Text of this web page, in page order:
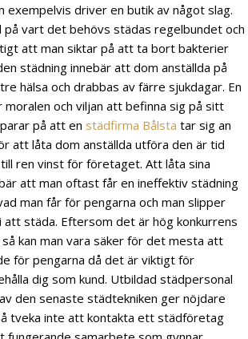
exempelvis driver en butik av något slag.
på vart det behövs städas regelbundet och
att man siktar på att ta bort bakterier
städning innebär att dom anställda på
hälsa och drabbas av färre sjukdagar. En
och viljan att befinna sig på sitt
på att en städfirma Bålsta tar sig an
att låta dom anställda utföra den är tid
ren vinst för företaget. Att låta sina
att man oftast får en ineffektiv städning
man får för pengarna och man slipper
att städa. Eftersom det är hög konkurrens
kan man vara säker för det mesta att
för pengarna då det är viktigt för
dig som kund. Utbildad städpersonal
den senaste städtekniken ger nöjdare
tveka inte att kontakta ett städföretag